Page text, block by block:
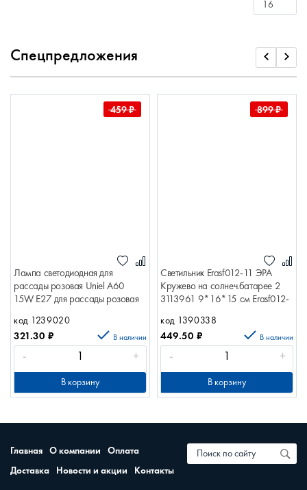
Спецпредложения
459₽
Лампа светодиодная для
рассады розовая Uniel A60
15W E27 для рассады розовая
15W 46819
код 1239020
321.30 ₽ В наличии
- +
В корзину
899₽
Светильник Erasf012-11 ЭРА
Кружево на солнеч.батарее 2
3113961 9*16*15 см Erasf012-
11 ЭРА Кружево 2
код 1390338
449.50 ₽ В наличии
- +
В корзину
Главная О компании
Оплата
Доставка
Новости и акции Контакты